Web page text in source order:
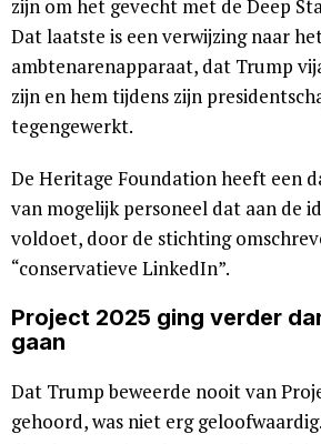
zijn om het gevecht met de Deep
Dat laatste is een verwijzing naar
ambtenarenapparaat, dat Trump
zijn en hem tijdens zijn
tegengewerkt.
De Heritage Foundation heeft een
van mogelijk personeel dat aan de
voldoet, door de stichting
“conservatieve LinkedIn”.
Project 2025 ging verder
gaan
Dat Trump beweerde nooit van
gehoord, was niet erg